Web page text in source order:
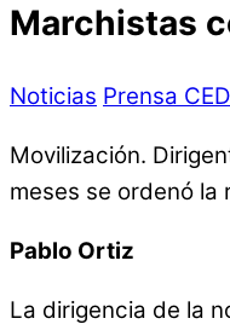
Marchistas
Noticias Prensa
Movilización.
meses se ordenó la
Pablo Ortiz
La dirigencia de la